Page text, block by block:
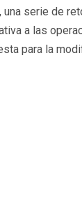
una serie de
a las
para la